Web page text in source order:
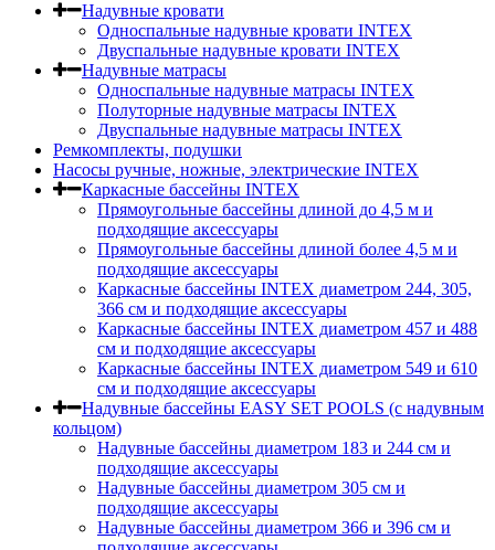
Надувные кровати
Односпальные надувные кровати INTEX
Двуспальные надувные кровати INTEX
Надувные матрасы
Односпальные надувные матрасы INTEX
Полуторные надувные матрасы INTEX
Двуспальные надувные матрасы INTEX
Ремкомплекты, подушки
Насосы ручные, ножные, электрические INTEX
Каркасные бассейны INTEX
Прямоугольные бассейны длиной до 4,5 м и
подходящие аксессуары
Прямоугольные бассейны длиной более 4,5 м и
подходящие аксессуары
Каркасные бассейны INTEX диаметром 244, 305,
366 см и подходящие аксессуары
Каркасные бассейны INTEX диаметром 457 и 488
cм и подходящие аксессуары
Каркасные бассейны INTEX диаметром 549 и 610
см и подходящие аксессуары
Надувные бассейны EASY SET POOLS (с надувным
кольцом)
Надувные бассейны диаметром 183 и 244 см и
подходящие аксессуары
Надувные бассейны диаметром 305 см и
подходящие аксессуары
Надувные бассейны диаметром 366 и 396 см и